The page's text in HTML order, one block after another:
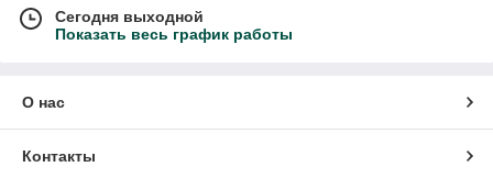
Сегодня выходной
Показать весь график работы
О нас
Контакты